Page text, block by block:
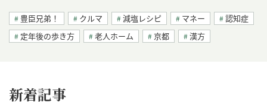
豊臣兄弟！ クルマ 減塩レシピ マネー
認知症
定年後の歩き方
老人ホーム 京都 漢方
新着記事